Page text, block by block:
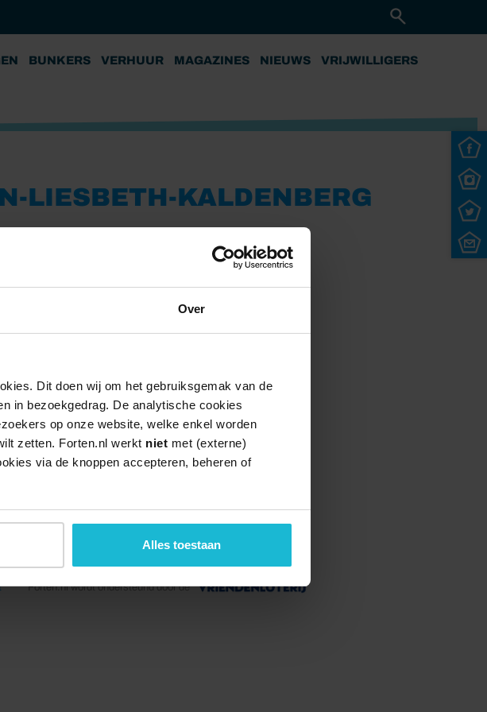
Over
Dit doen wij om het gebruiksgemak van de
in bezoekgedrag. De analytische cookies
op onze website, welke enkel worden
zetten. Forten.nl werkt niet met (externe)
via de knoppen accepteren, beheren of
Alles toestaan
BUNKERS VERHUUR MAGAZINES NIEUWS VRIJWILLIGERS
LIESBETH-KALDENBERG
Forten.nl wordt ondersteund door de